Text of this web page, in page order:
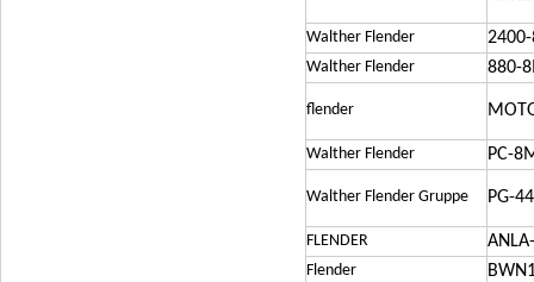
Walther Flender
Walther Flender 880-
flender
Walther Flender PC-
Walther Flender Gruppe PG-
FLENDER
Flender